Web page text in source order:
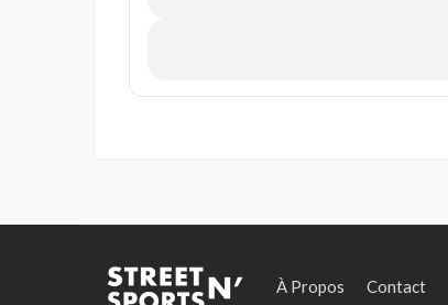
À Propos Contact